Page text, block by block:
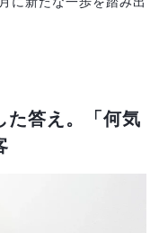
た答え。「何気